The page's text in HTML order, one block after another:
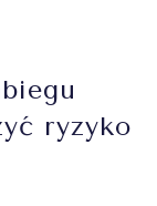
ryzyko